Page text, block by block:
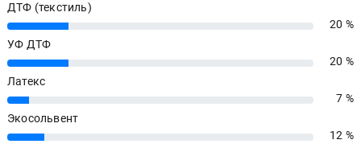
ДТФ (текстиль)
20%
20 %
УФ ДТФ
20%
20 %
Латекс
7%
7 %
Экосольвент
12%
12 %